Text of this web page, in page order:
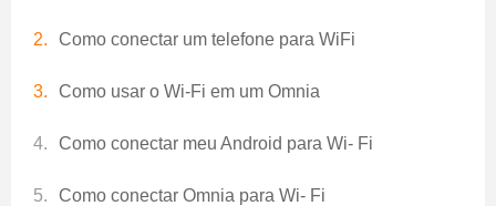
Como conectar um telefone para WiFi
Como usar o Wi-Fi em um Omnia
Como conectar meu Android para Wi- Fi
Como conectar Omnia para Wi- Fi